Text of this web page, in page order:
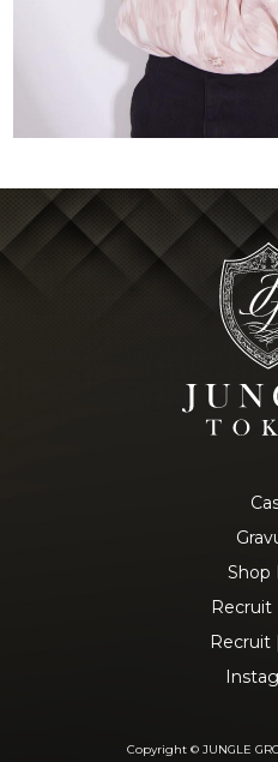
Shop
Recruit
Recruit
Copyright © JUNGLE